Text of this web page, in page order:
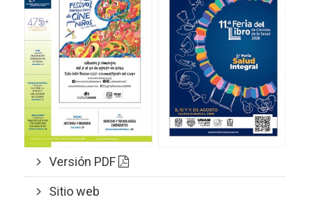
Versión PDF
Sitio web